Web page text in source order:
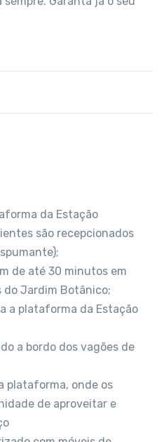
da Estação
são recepcionados
de até 30 minutos em
do Jardim Botânico;
a plataforma da Estação
a bordo dos vagões de
plataforma, onde os
de aproveitar e